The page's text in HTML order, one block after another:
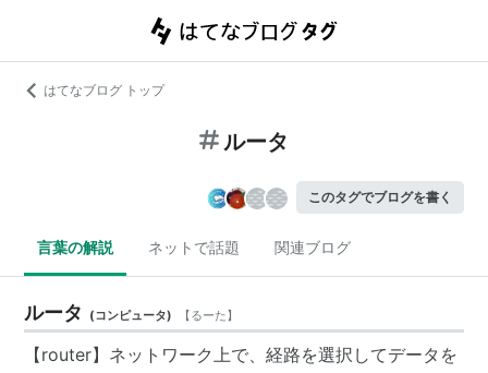
はてなブログ トップ
ルータ
このタグでブログを書く
言葉の解説 ネットで話題 関連ブログ
ルータ (コンピュータ) 【るーた】
【router】ネットワーク上で、経路を選択してデータを